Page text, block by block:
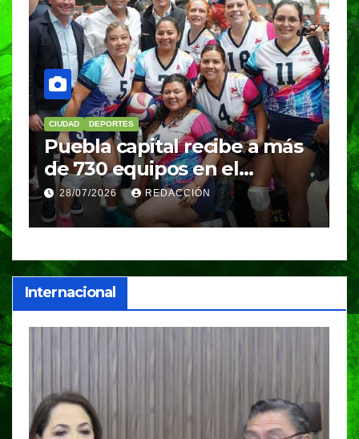
CIUDAD DEPORTES
Puebla capital recibe a más
de 730 equipos en el
Festival Máster de Voleibol
28/07/2026 REDACCIÓN
Internacional